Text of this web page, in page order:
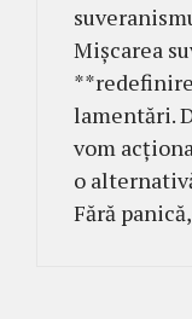
Mișcarea
lamentări.
vom
o
Fără